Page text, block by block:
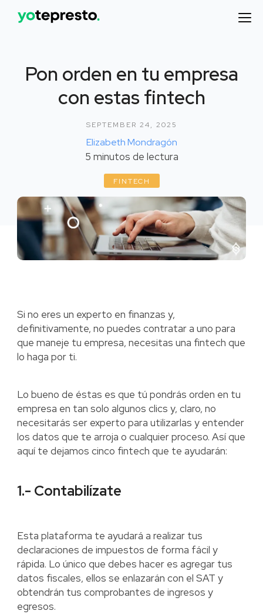
Pon orden en tu empresa
con estas fintech
SEPTEMBER 24, 2025
Elizabeth Mondragón
5 minutos de lectura
FINTECH
Si no eres un experto en finanzas y,
definitivamente, no puedes contratar a uno para
que maneje tu empresa, necesitas una fintech que
lo haga por ti.
Lo bueno de éstas es que tú pondrás orden en tu
empresa en tan solo algunos clics y, claro, no
necesitarás ser experto para utilizarlas y entender
los datos que te arroja o cualquier proceso. Así que
aquí te dejamos cinco fintech que te ayudarán:
1.- Contabilízate
Esta plataforma te ayudará a realizar tus
declaraciones de impuestos de forma fácil y
rápida. Lo único que debes hacer es agregar tus
datos fiscales, ellos se enlazarán con el SAT y
obtendrán tus comprobantes de ingresos y
egresos.